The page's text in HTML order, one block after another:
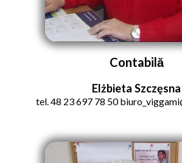
Contabilă
Elżbieta Szczęsna
tel. 48 23 697 78 50 biuro_viggami